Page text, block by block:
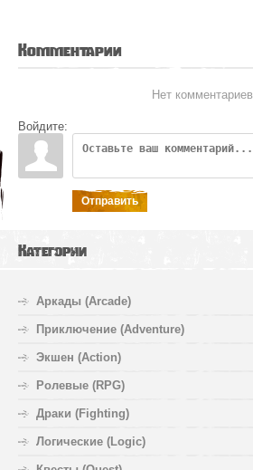
Комментарии
Нет комментариев
Войдите:
Отправить
Категории
Аркады (Arcade)
Приключение (Adventure)
Экшен (Action)
Ролевые (RPG)
Драки (Fighting)
Логические (Logic)